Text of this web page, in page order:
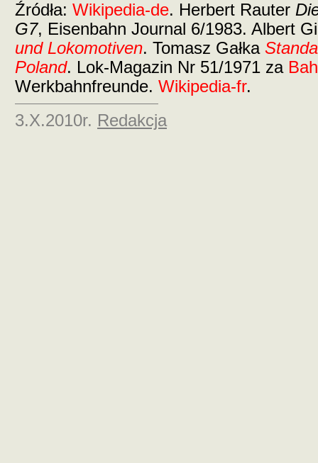
Źródła: Wikipedia-de. Herbert Rauter
G7, Eisenbahn Journal 6/1983. Albert
und Lokomotiven. Tomasz Gałka
Poland. Lok-Magazin Nr 51/1971 za
Werkbahnfreunde. Wikipedia-fr.
3.X.2010r. Redakcja